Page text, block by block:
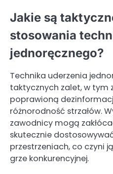
Jakie są
stosowania
jednoręcznego?
Technika uderzenia
taktycznych zalet, w tym
poprawioną
różnorodność strzałów.
zawodnicy mogą
skutecznie
przestrzeniach, co czyni
grze konkurencyjnej.